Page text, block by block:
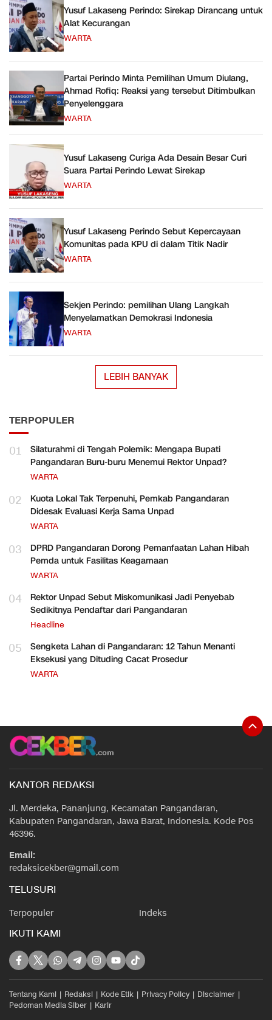
Yusuf Lakaseng Perindo: Sirekap Dirancang untuk
Alat Kecurangan
WARTA
Partai Perindo Minta Pemilihan Umum Diulang,
Ahmad Rofiq: Reaksi yang tersebut Ditimbulkan
Penyelenggara
WARTA
Yusuf Lakaseng Curiga Ada Desain Besar Curi
Suara Partai Perindo Lewat Sirekap
WARTA
Yusuf Lakaseng Perindo Sebut Kepercayaan
Komunitas pada KPU di dalam Titik Nadir
WARTA
Sekjen Perindo: pemilihan Ulang Langkah
Menyelamatkan Demokrasi Indonesia
WARTA
LEBIH BANYAK
TERPOPULER
01
Silaturahmi di Tengah Polemik: Mengapa Bupati
Pangandaran Buru-buru Menemui Rektor Unpad?
WARTA
02
Kuota Lokal Tak Terpenuhi, Pemkab Pangandaran
Didesak Evaluasi Kerja Sama Unpad
WARTA
03
DPRD Pangandaran Dorong Pemanfaatan Lahan Hibah
Pemda untuk Fasilitas Keagamaan
WARTA
04
Rektor Unpad Sebut Miskomunikasi Jadi Penyebab
Sedikitnya Pendaftar dari Pangandaran
Headline
05
Sengketa Lahan di Pangandaran: 12 Tahun Menanti
Eksekusi yang Dituding Cacat Prosedur
WARTA
KANTOR REDAKSI
Jl. Merdeka, Pananjung, Kecamatan Pangandaran,
Kabupaten Pangandaran, Jawa Barat, Indonesia. Kode Pos
46396.
Email:
redaksicekber@gmail.com
TELUSURI
Terpopuler Indeks
IKUTI KAMI
Tentang Kami Redaksi Kode Etik Privacy Policy
Disclaimer
Pedoman Media Siber
Karir